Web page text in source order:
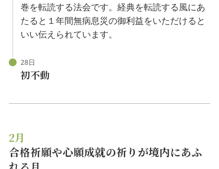
巻を転読する法会です。経典を転読する風にあ
たると１年間無病息災の御利益をいただけると
いい伝えられています。
初不動
2月
合格祈願や心願成就の祈りが境内にあふ